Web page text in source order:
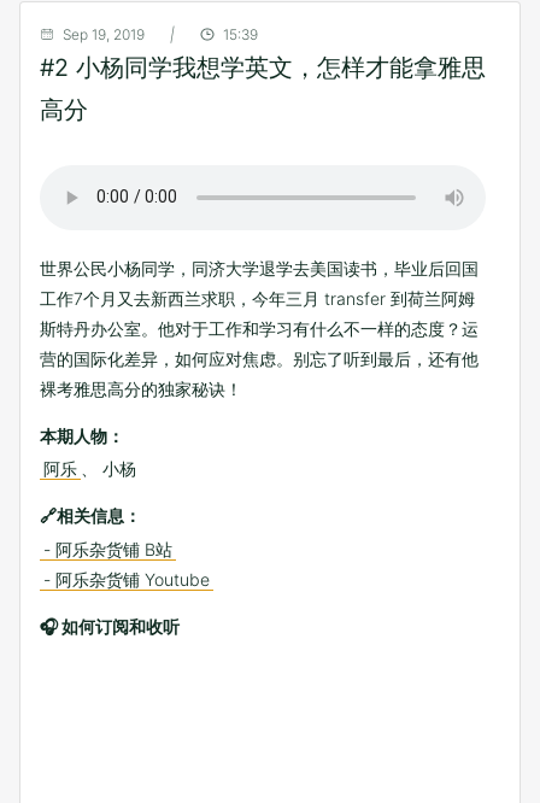
Sep 19, 2019 | 15:39
#2 小杨同学我想学英文，怎样才能拿雅思
高分
世界公民小杨同学，同济大学退学去美国读书，毕业后回国
工作7个月又去新西兰求职，今年三月 transfer 到荷兰阿姆
斯特丹办公室。他对于工作和学习有什么不一样的态度？运
营的国际化差异，如何应对焦虑。别忘了听到最后，还有他
裸考雅思高分的独家秘诀！
本期人物：
阿乐 、 小杨
🔗相关信息：
- 阿乐杂货铺 B站
- 阿乐杂货铺 Youtube
🎧 如何订阅和收听